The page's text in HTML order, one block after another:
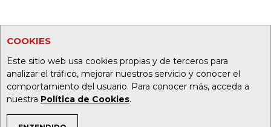
COOKIES
Este sitio web usa cookies propias y de terceros para
analizar el tráfico, mejorar nuestros servicio y conocer el
comportamiento del usuario. Para conocer más, acceda a
nuestra Política de Cookies.